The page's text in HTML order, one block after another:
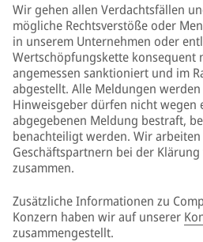
Wir gehen allen Verdachtsfällen
mögliche Rechtsverstöße oder
in unserem Unternehmen oder
Wertschöpfungskette konsequent
angemessen sanktioniert und im
abgestellt. Alle Meldungen
Hinweisgeber dürfen nicht wegen
abgegebenen Meldung bestraft,
benachteiligt werden. Wir
Geschäftspartnern bei der
zusammen.
Zusätzliche Informationen zu
Konzern haben wir auf unserer
zusammengestellt.